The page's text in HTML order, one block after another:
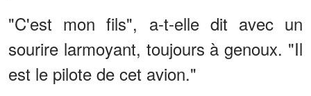
"C'est mon fils", a-t-elle dit avec un
sourire larmoyant, toujours à genoux. "Il
est le pilote de cet avion."